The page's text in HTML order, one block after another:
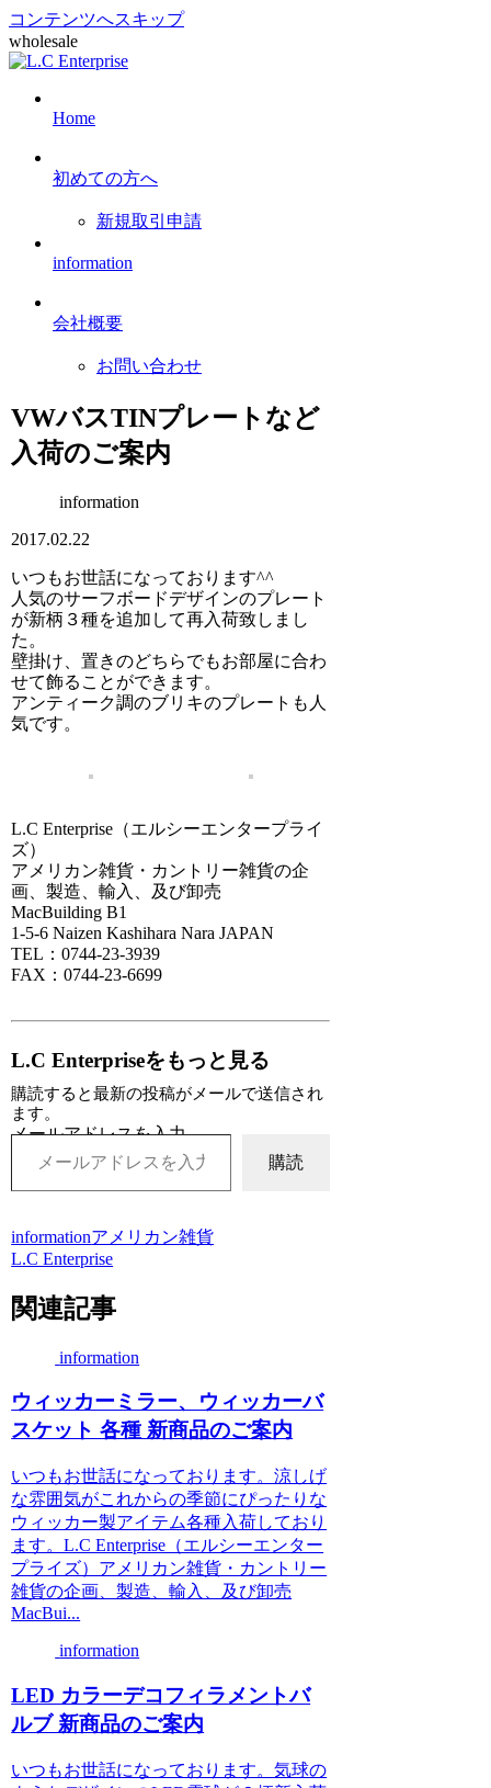
コンテンツへスキップ
wholesale
Home
初めての方へ
新規取引申請
information
会社概要
お問い合わせ
VWバスTINプレートなど
入荷のご案内
information
2017.02.22
いつもお世話になっております^^
人気のサーフボードデザインのプレート
が新柄３種を追加して再入荷致しまし
た。
壁掛け、置きのどちらでもお部屋に合わ
せて飾ることができます。
アンティーク調のブリキのプレートも人
気です。
L.C Enterprise（エルシーエンタープライ
ズ）
アメリカン雑貨・カントリー雑貨の企
画、製造、輸入、及び卸売
MacBuilding B1
1-5-6 Naizen Kashihara Nara JAPAN
TEL：0744-23-3939
FAX：0744-23-6699
L.C Enterpriseをもっと見る
購読すると最新の投稿がメールで送信され
ます。
メールアドレスを入力...
購読
informationアメリカン雑貨
L.C Enterprise
関連記事
information
ウィッカーミラー、ウィッカーバ
スケット 各種 新商品のご案内
いつもお世話になっております。涼しげ
な雰囲気がこれからの季節にぴったりな
ウィッカー製アイテム各種入荷しており
ます。L.C Enterprise（エルシーエンター
プライズ）アメリカン雑貨・カントリー
雑貨の企画、製造、輸入、及び卸売
MacBui...
information
LED カラーデコフィラメントバ
ルブ 新商品のご案内
いつもお世話になっております。気球の